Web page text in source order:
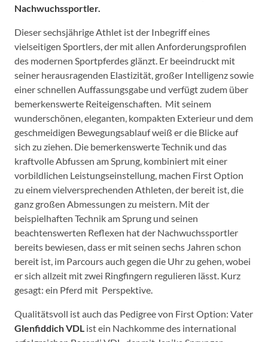
Nachwuchssportler.
Dieser sechsjährige Athlet ist der Inbegriff eines
vielseitigen Sportlers, der mit allen Anforderungsprofilen
des modernen Sportpferdes glänzt. Er beeindruckt mit
seiner herausragenden Elastizität, großer Intelligenz sowie
einer schnellen Auffassungsgabe und verfügt zudem über
bemerkenswerte Reiteigenschaften. Mit seinem
wunderschönen, eleganten, kompakten Exterieur und dem
geschmeidigen Bewegungsablauf weiß er die Blicke auf
sich zu ziehen. Die bemerkenswerte Technik und das
kraftvolle Abfussen am Sprung, kombiniert mit einer
vorbildlichen Leistungseinstellung, machen First Option
zu einem vielversprechenden Athleten, der bereit ist, die
ganz großen Abmessungen zu meistern. Mit der
beispielhaften Technik am Sprung und seinen
beachtenswerten Reflexen hat der Nachwuchssportler
bereits bewiesen, dass er mit seinen sechs Jahren schon
bereit ist, im Parcours auch gegen die Uhr zu gehen, wobei
er sich allzeit mit zwei Ringfingern regulieren lässt. Kurz
gesagt: ein Pferd mit Perspektive.
Qualitätsvoll ist auch das Pedigree von First Option: Vater
Glenfiddich VDL ist ein Nachkomme des international